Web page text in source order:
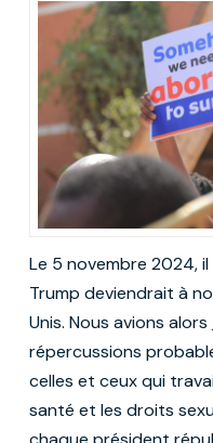
Le 5 novembre 2024,
Trump deviendrait à
Unis. Nous avions alors
répercussions
celles et ceux qui
santé et les droits